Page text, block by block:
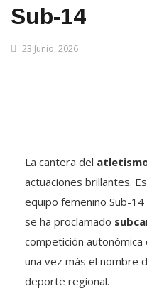
Sub-14
23 Junio, 2026
La cantera del
actuaciones brillantes.
equipo femenino Sub-14
se ha proclamado
competición
una vez más el nombre
deporte regional.